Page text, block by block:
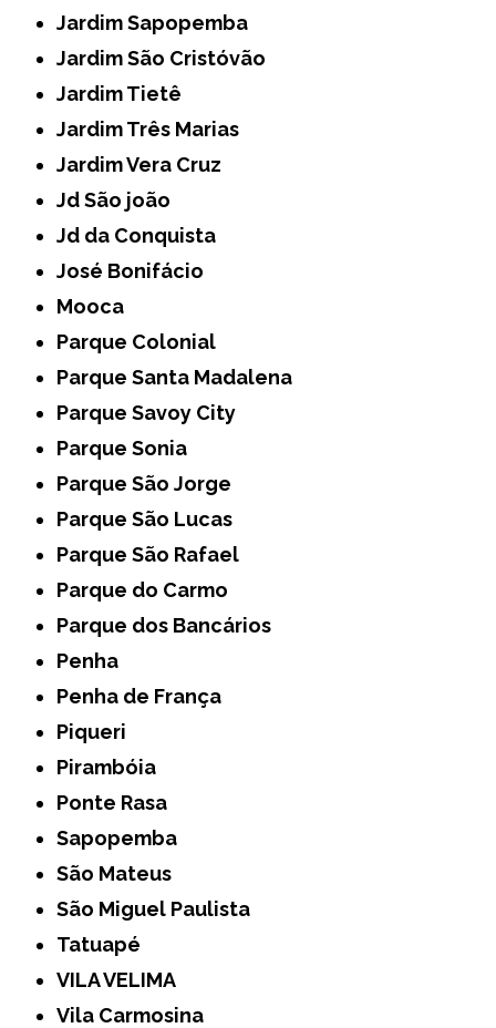
Jardim Sapopemba
Jardim São Cristóvão
Jardim Tietê
Jardim Três Marias
Jardim Vera Cruz
Jd São joão
Jd da Conquista
José Bonifácio
Mooca
Parque Colonial
Parque Santa Madalena
Parque Savoy City
Parque Sonia
Parque São Jorge
Parque São Lucas
Parque São Rafael
Parque do Carmo
Parque dos Bancários
Penha
Penha de França
Piqueri
Pirambóia
Ponte Rasa
Sapopemba
São Mateus
São Miguel Paulista
Tatuapé
VILA VELIMA
Vila Carmosina